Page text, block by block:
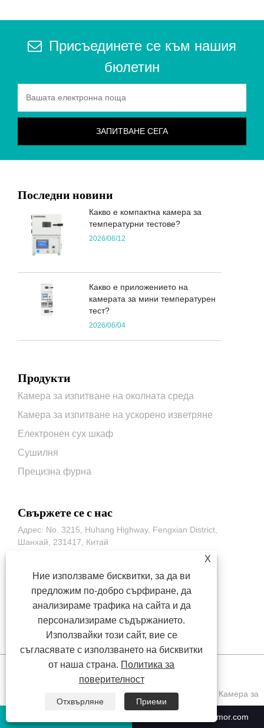
Присъединете се към нашия
бюлетин
Последни новини
Какво е компактна камера за
температурни тестове?
2026/06/12
Какво е приложението на
камерата за мини температурен
тест?
2026/06/04
Продукти
Камера за изпитване на околната среда
Камера за изпитване на ускорено изветряне
Електронен сух шкаф
Сушилня
Прецизна фурна
Свържете се с нас
Адрес: No. 3215, Huhang Highway, Fengxian District,
Шанхай, 231417, Китай
Телефон:+86-17756072770
електронна поща:sales@climatestsymor.com
факс: +86-551-8663633
Copyright © 2022 Symor Instrument Equipment Co., Ltd. Камера за
изпитване на околната среда, електронен сух шкаф, камера за
изпитване на ускорено изветряне Всички права запазени.
X
Ние използваме бисквитки, за да ви
предложим по-добро сърфиране, да
анализираме трафика на сайта и да
персонализираме съдържанието.
Използвайки този сайт, вие се
съгласявате с използването на бисквитки
от наша страна. Политика за
поверителност
Отхвърляне
Приеми
sales@climatestsymor.com